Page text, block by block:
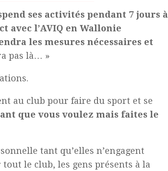
ses activités pendant 7 jours à
l’AVIQ en Wallonie
les mesures nécessaires et
pas là… »
au club pour faire du sport et se
que vous voulez mais faites le
tant qu’elles n’engagent
le club, les gens présents à la